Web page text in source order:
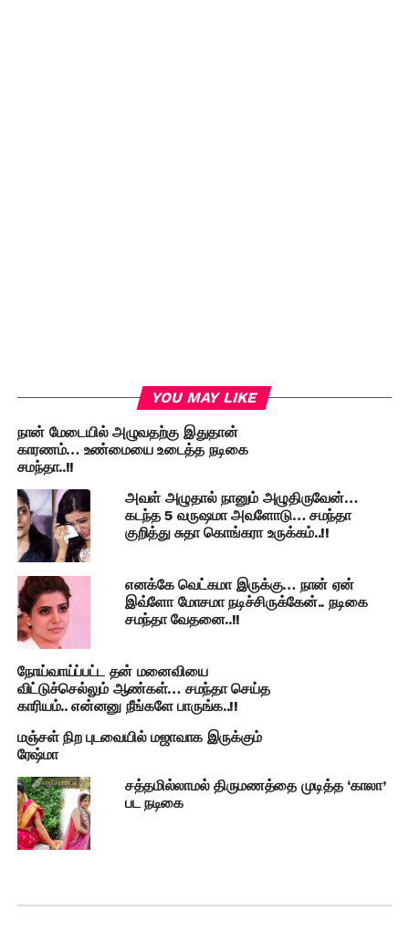
YOU MAY LIKE
நான் மேடையில் அழுவதற்கு இதுதான்
காரணம்… உண்மையை உடைத்த நடிகை
சமந்தா..!!
அவள் அழுதால் நானும் அழுதிருவேன்…
கடந்த 5 வருஷமா அவளோடு… சமந்தா
குறித்து சுதா கொங்கரா உருக்கம்..!!
எனக்கே வெட்கமா இருக்கு… நான் ஏன்
இவ்ளோ மோசமா நடிச்சிருக்கேன்.. நடிகை
சமந்தா வேதனை..!!
நோய்வாய்ப்பட்ட தன் மனைவியை
விட்டுச்செல்லும் ஆண்கள்… சமந்தா செய்த
காரியம்.. என்னனு நீங்களே பாருங்க..!!
மஞ்சள் நிற புடவையில் மஜாவாக இருக்கும்
ரேஷ்மா
சத்தமில்லாமல் திருமணத்தை முடித்த ‘காலா’
பட நடிகை